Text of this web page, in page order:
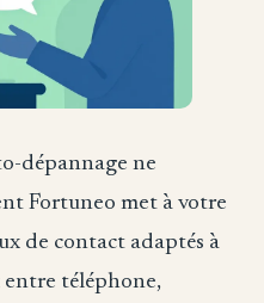
dépannage ne
Fortuneo met à votre
de contact adaptés à
téléphone,